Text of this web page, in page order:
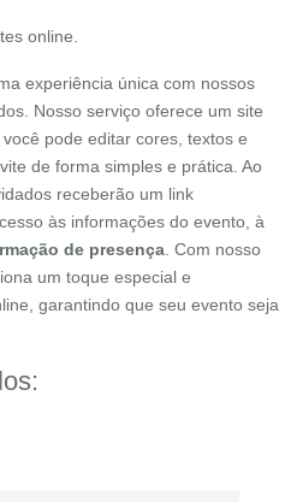
online.
experiência única com nossos
Nosso serviço oferece um site
pode editar cores, textos e
de forma simples e prática. Ao
receberão um link
às informações do evento, à
de presença . Com nosso
um toque especial e
garantindo que seu evento seja